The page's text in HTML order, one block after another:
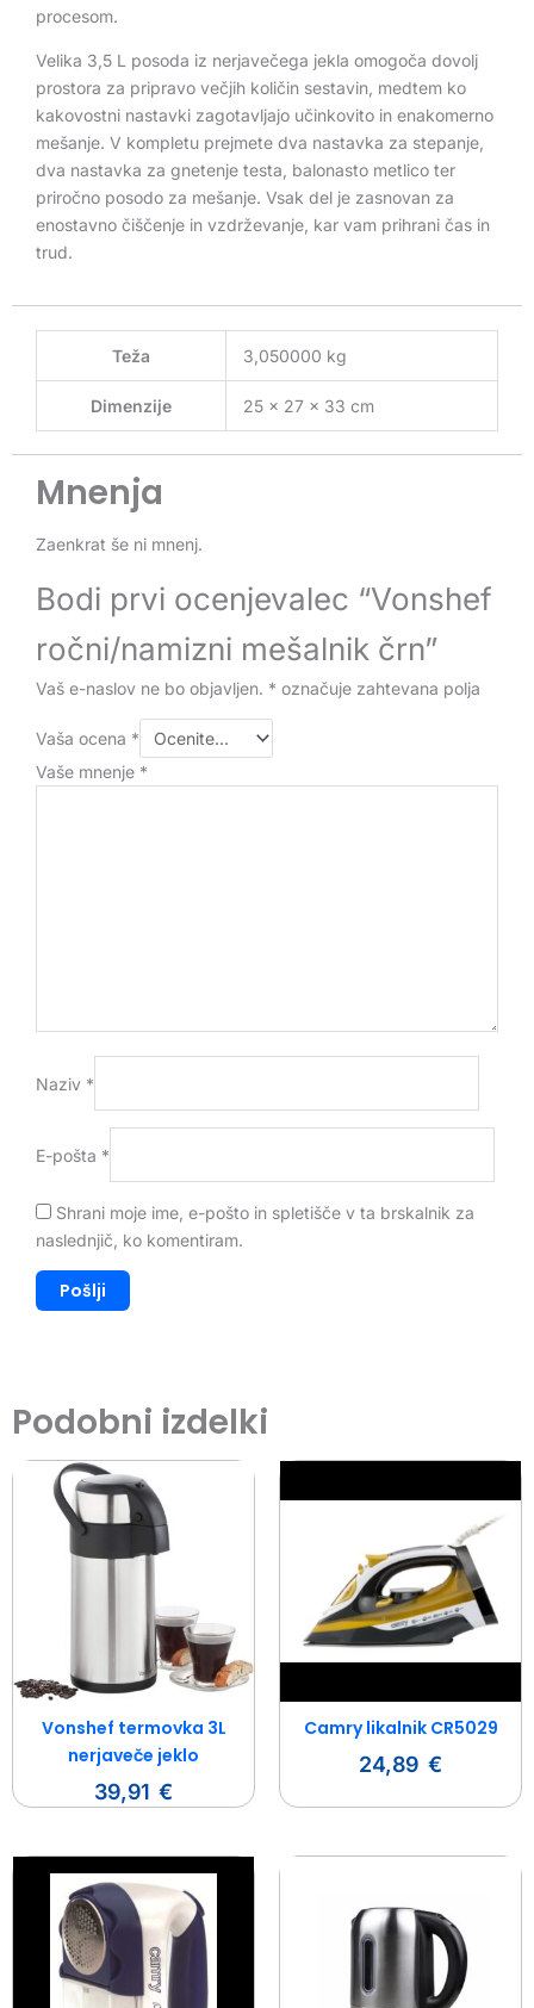
procesom.
Velika 3,5 L posoda iz nerjavečega jekla omogoča dovolj
prostora za pripravo večjih količin sestavin, medtem ko
kakovostni nastavki zagotavljajo učinkovito in enakomerno
mešanje. V kompletu prejmete dva nastavka za stepanje,
dva nastavka za gnetenje testa, balonasto metlico ter
priročno posodo za mešanje. Vsak del je zasnovan za
enostavno čiščenje in vzdrževanje, kar vam prihrani čas in
trud.
Teža 3,050000 kg
Dimenzije 25 × 27 × 33 cm
Mnenja
Zaenkrat še ni mnenj.
Bodi prvi ocenjevalec “Vonshef
ročni/namizni mešalnik črn”
Vaš e-naslov ne bo objavljen. * označuje zahtevana polja
Vaša ocena *
Vaše mnenje *
Naziv *
E-pošta *
Shrani moje ime, e-pošto in spletišče v ta brskalnik za
naslednjič, ko komentiram.
Podobni izdelki
Vonshef termovka 3L
nerjaveče jeklo
39,91 €
Camry likalnik CR5029
24,89 €